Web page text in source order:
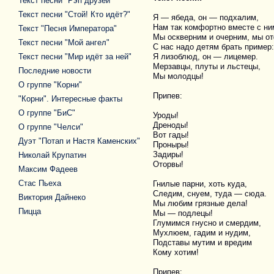
Я — ябеда, он — подхалим,
Нам так комфортно вместе с
Мы оскверним и очерним, мы
С нас надо детям брать пример:
Я лизоблюд, он — лицемер.
Мерзавцы, плуты и льстецы,
Мы молодцы!
Припев:
Уроды!
Дреноды!
Вот гады!
Проныры!
Задиры!
Оторвы!
Гнилые парни, хоть куда,
Следим, снуем, туда — сюда.
Мы любим грязные дела!
Мы — подлецы!
Глумимся гнусно и смердим,
Мухлюем, гадим и нудим,
Подставы мутим и вредим
Кому хотим!
Припев:
Текст песни "Стой! Кто идёт?"
Текст "Песня Императора"
Текст песни "Мой ангел"
Текст песни "Мир идёт за ней"
Последние новости
О группе "Корни"
"Корни". Интересные факты
О группе "БиС"
О группе "Челси"
Дуэт "Потап и Настя Каменских"
Николай Крупатин
Максим Фадеев
Стас Пьеха
Виктория Дайнеко
Пицца